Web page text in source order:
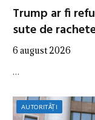
Trump ar fi
sute de
6 august 2026
…
AUTORITĂȚI